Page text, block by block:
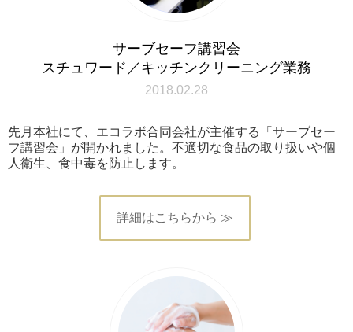
サーブセーフ講習会
スチュワード／キッチンクリーニング業務
2018.02.28
先月本社にて、エコラボ合同会社が主催する「サーブセー
フ講習会」が開かれました。不適切な食品の取り扱いや個
人衛生、食中毒を防止します。
詳細はこちらから ≫